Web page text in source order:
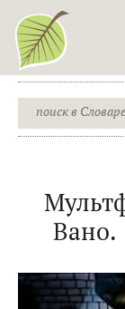
Вано.